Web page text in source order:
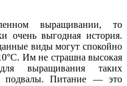
выращивании, то
очень выгодная история.
виды могут спокойно
Им не страшна высокая
для выращивания таких
подвалы. Питание — это